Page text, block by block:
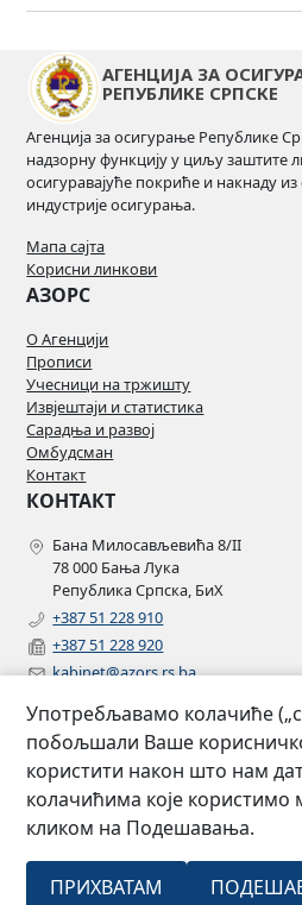
АГЕНЦИЈА ЗА
РЕПУБЛИКЕ СРПСКЕ
Агенција за осигурање Републике
надзорну функцију у циљу заштите
осигуравајуће покриће и накнаду
индустрије осигурања.
Мапа сајта
Корисни линкови
АЗОРС
О Агенцији
Прописи
Учесници на тржишту
Извјештаји и статистика
Сарадња и развој
Омбудсман
Контакт
КОНТАКТ
Бана Милосављевића 8/II
78 000 Бања Лука
Република Српска, БиХ
+387 51 228 910
+387 51 228 920
kabinet@azors.rs.ba
szzp@azors.rs.ba
ПРАТИТЕ НАС
Facebook
Instagram
Linkedin
2007 –
Агенција за осигурање
Употребљавамо колачиће
побољшали Ваше
користити након што нам
колачићима које користимо
кликом на Подешавања.
ПРИХВАТАМ